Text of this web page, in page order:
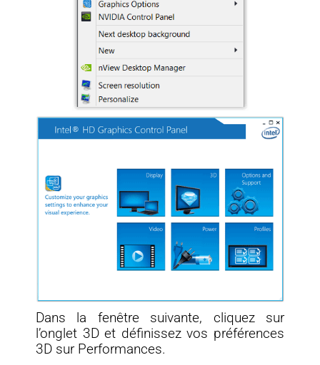
Dans la fenêtre suivante, cliquez sur
l’onglet 3D et définissez vos préférences
3D sur Performances.